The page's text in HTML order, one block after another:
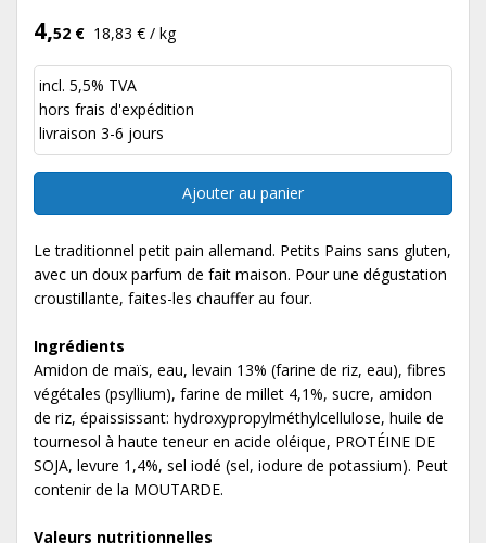
4,52 € 18,83 € / kg
incl. 5,5% TVA
hors frais d'expédition
livraison 3-6 jours
Ajouter au panier
Le traditionnel petit pain allemand. Petits Pains sans gluten,
avec un doux parfum de fait maison. Pour une dégustation
croustillante, faites-les chauffer au four.
Ingrédients
Amidon de maïs, eau, levain 13% (farine de riz, eau), fibres
végétales (psyllium), farine de millet 4,1%, sucre, amidon
de riz, épaississant: hydroxypropylméthylcellulose, huile de
tournesol à haute teneur en acide oléique, PROTÉINE DE
SOJA, levure 1,4%, sel iodé (sel, iodure de potassium). Peut
contenir de la MOUTARDE.
Valeurs nutritionnelles